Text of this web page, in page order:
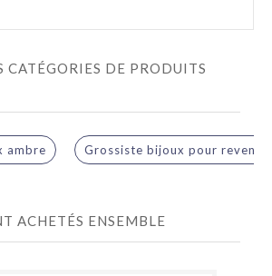
CATÉGORIES DE PRODUITS
ambre Grossiste bijoux pour
ACHETÉS ENSEMBLE